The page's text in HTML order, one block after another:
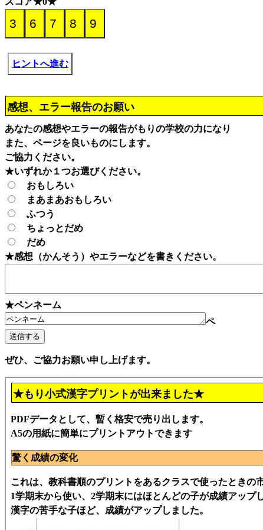
ヒントへ進む
感想、エラー報告のお願い
あなたの感想やエラーの報告がもりの学校の力になり
また、ページを良いものにします。
ご協力ください。
★いずれか１つお選びください。
おもしろい
まあまあおもしろい
ふつう
ちょっとだめ
だめ
★感想（かんそう）やエラーなどを書きください。
★ペンネーム
ペ
ぜひ、ご協力お願い申し上げます。